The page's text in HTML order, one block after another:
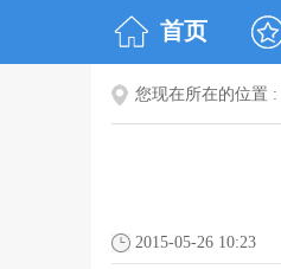
首页
您现在所在的位置 :
2015-05-26 10:23